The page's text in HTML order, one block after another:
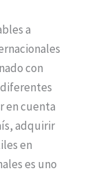
a
con
en cuenta
adquirir
en
es uno